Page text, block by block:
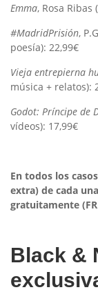
Emma, Rosa
#MadridPrisión,
poesía): 22,99€
Vieja entrepierna
música + relatos):
Godot: Príncipe de
vídeos): 17,99€
En todos los
extra) de cada
gratuitamente
Black &